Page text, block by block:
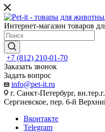
Интернет-магазин товаров
+7 (812) 210-01-70
Заказать звонок
Задать вопрос
info@pet-it.ru
г. Санкт-Петербург,
Сергиевское, пер. 6-й
Вконтакте
Telegram